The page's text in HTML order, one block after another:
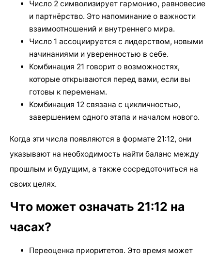
Число 2 символизирует гармонию, равновесие
и партнёрство. Это напоминание о важности
взаимоотношений и внутреннего мира.
Число 1 ассоциируется с лидерством, новыми
начинаниями и уверенностью в себе.
Комбинация 21 говорит о возможностях,
которые открываются перед вами, если вы
готовы к переменам.
Комбинация 12 связана с цикличностью,
завершением одного этапа и началом нового.
Когда эти числа появляются в формате 21:12, они
указывают на необходимость найти баланс между
прошлым и будущим, а также сосредоточиться на
своих целях.
Что может означать 21:12 на
часах?
Переоценка приоритетов. Это время может